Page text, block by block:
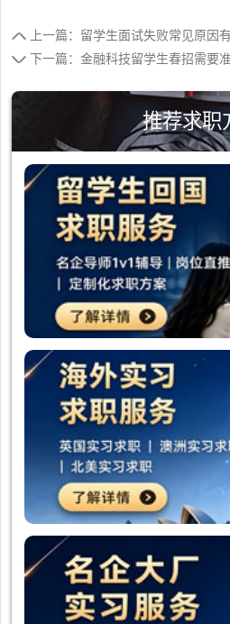
上一篇：留学生面试失败常见原因
下一篇：金融科技留学生春招需要
推荐求职